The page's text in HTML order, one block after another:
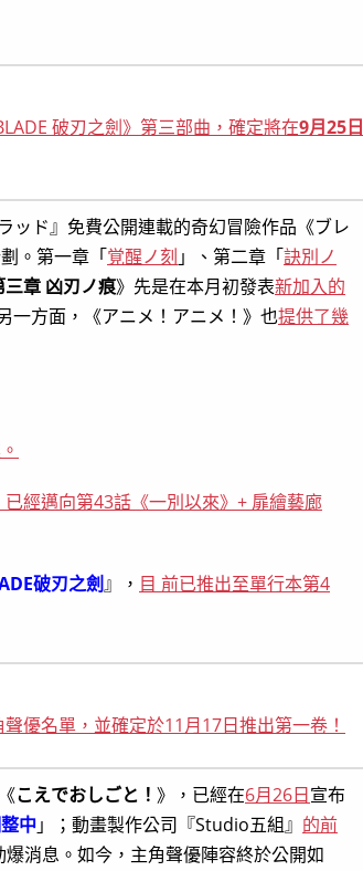
破刃之劍》第三部曲，確定將在9月25日
ッド』免費公開連載的奇幻冒險作品《ブレ
。第一章「覚醒ノ刻 」、第二章「訣別ノ
章 凶刃ノ痕》先是在本月初發表新加入的
一方面，《アニメ！アニメ！》也提供了幾
經邁向第43話《一別以來》+ 扉繪藝廊
破刃之劍』， 目 前已推出至單行本第4
優名單，並確定於11月17日推出第一卷！
こえでおしごと！ 》，已經在6月26日宣布
中 」；動畫製作公司『Studio五組』 的前
爆消息。如今，主角聲優陣容終於公開如